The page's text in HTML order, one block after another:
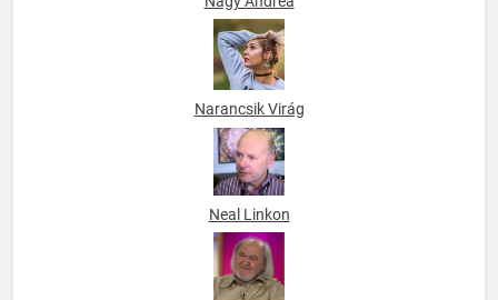
Nagy Andrea
Narancsik Virág
Neal Linkon